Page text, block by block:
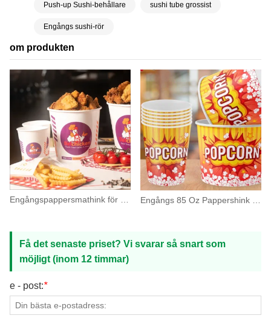
om produkten
Engångspappersmathink för stekt kyckling
Push-up Sushi-behållare sushi tube grossist
Engångs sushi-rör
Få det senaste priset? Vi svarar så snart som
möjligt (inom 12 timmar)
e - post:*